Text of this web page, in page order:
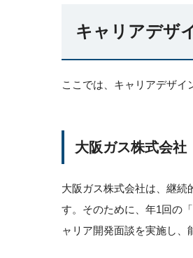
キャリアデザ
ここでは、キャリアデザ
大阪ガス株式会社
大阪ガス株式会社は、継続
す。そのために、年1回の
ャリア開発面談を実施し、